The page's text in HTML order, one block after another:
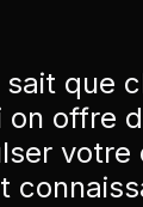
sait que
on offre
votre